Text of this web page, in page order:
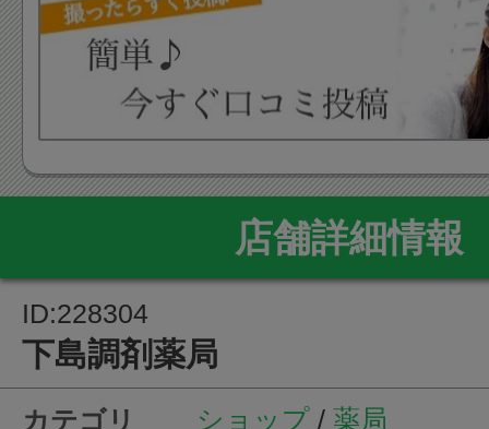
店舗詳細情報
ID:228304
下島調剤薬局
カテゴリ ショップ / 薬局